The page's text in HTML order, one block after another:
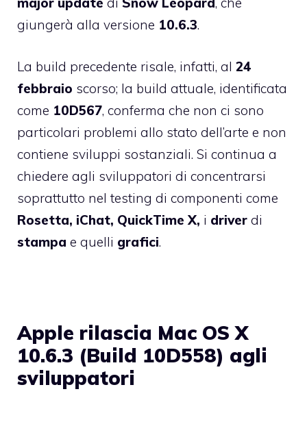
giungerà alla versione 10.6.3.
La build precedente risale, infatti, al 24
febbraio scorso; la build attuale, identificata
come 10D567, conferma che non ci sono
particolari problemi allo stato dell’arte e non
contiene sviluppi sostanziali. Si continua a
chiedere agli sviluppatori di concentrarsi
soprattutto nel testing di componenti come
Rosetta, iChat, QuickTime X, i driver di
stampa e quelli grafici.
Apple rilascia Mac OS X
10.6.3 (Build 10D558) agli
sviluppatori